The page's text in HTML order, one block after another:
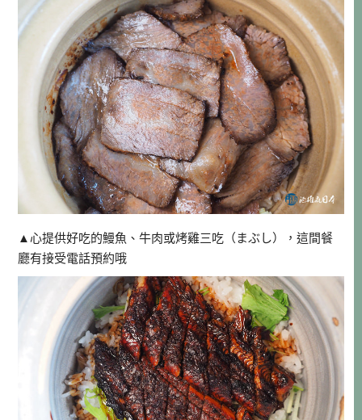
▲心提供好吃的鰻魚、牛肉或烤雞三吃（まぶし），這間餐
廳有接受電話預約哦